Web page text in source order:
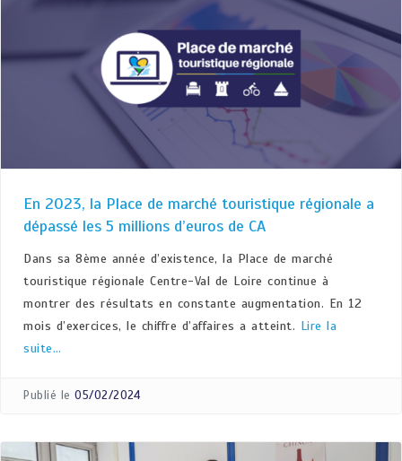
En 2023, la Place de marché touristique régionale a
dépassé les 5 millions d’euros de CA
Dans sa 8ème année d’existence, la Place de marché
touristique régionale Centre-Val de Loire continue à
montrer des résultats en constante augmentation. En 12
mois d’exercices, le chiffre d’affaires a atteint. Lire la
suite…
Publié le 05/02/2024